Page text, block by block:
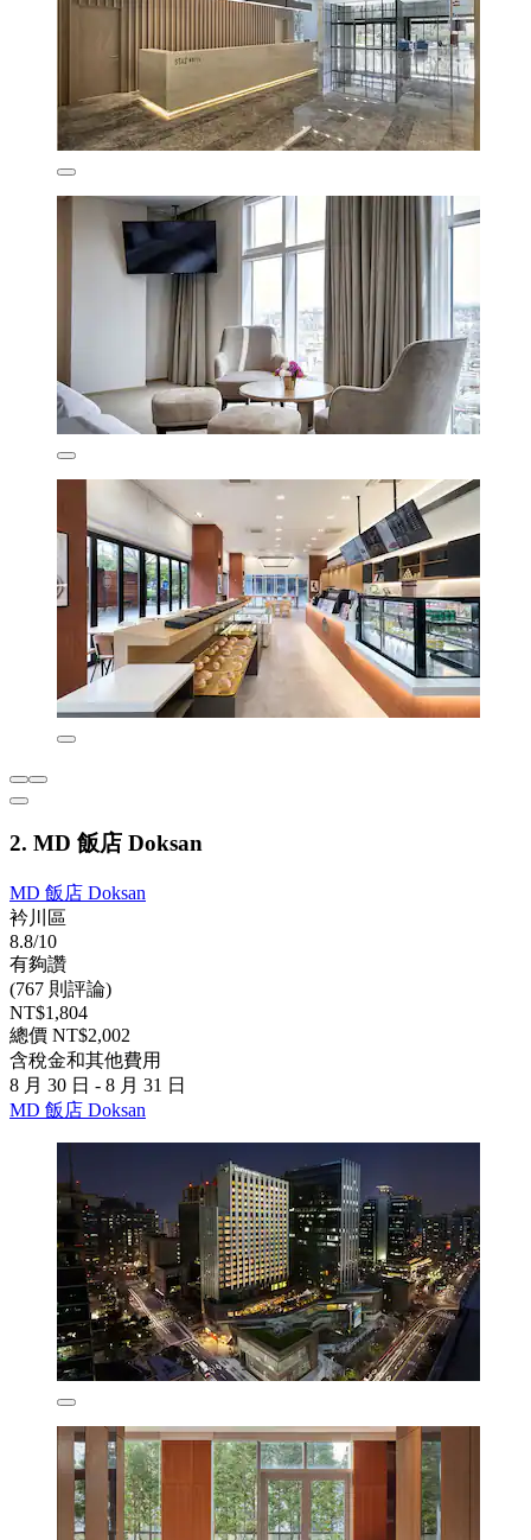
2. MD 飯店 Doksan
MD 飯店 Doksan
衿川區
8.8/10
有夠讚
(767 則評論)
NT$1,804
總價 NT$2,002
含稅金和其他費用
8 月 30 日 - 8 月 31 日
MD 飯店 Doksan